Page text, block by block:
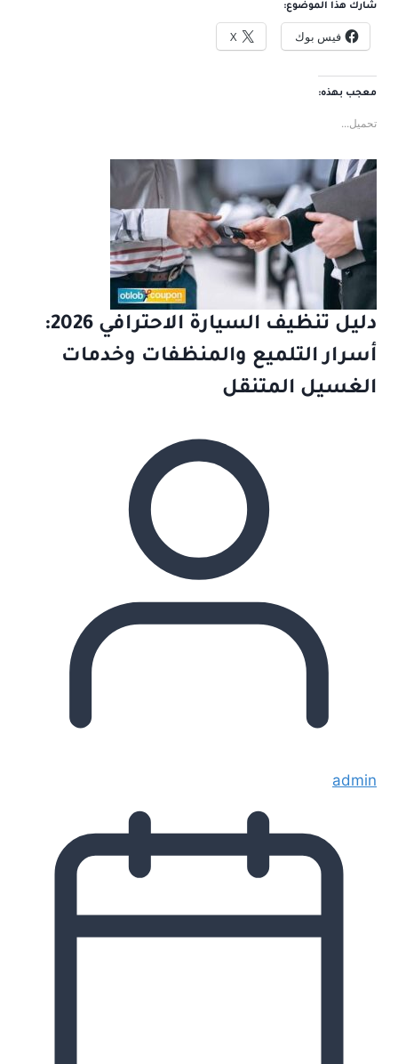
شارك هذا الموضوع:
فيس بوك X
معجب بهذه:
تحميل...
دليل تنظيف السيارة الاحترافي 2026:
أسرار التلميع والمنظفات وخدمات
الغسيل المتنقل
admin